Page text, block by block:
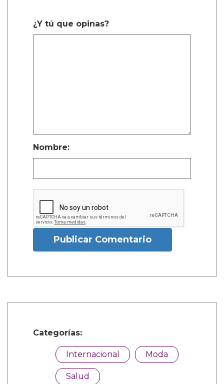
¿Y tú que opinas?
Nombre:
Publicar Comentario
Categorías:
Internacional Moda
Salud